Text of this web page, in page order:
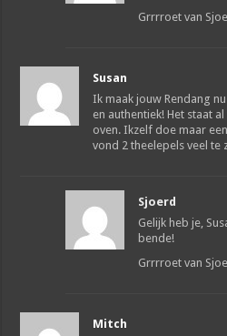
Grrrroet van
Susan
Ik maak jouw Rendang
en authentiek! Het staat
oven. Ikzelf doe maar
vond 2 theelepels veel te
Sjoerd
Gelijk heb je,
bende!
Grrrroet van
Mitch